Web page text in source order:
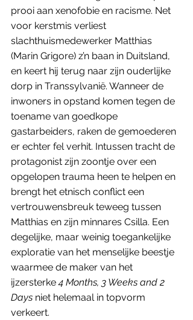
prooi aan xenofobie en racisme. Net
voor kerstmis verliest
slachthuismedewerker Matthias
(Marin Grigore) z’n baan in Duitsland,
en keert hij terug naar zijn ouderlijke
dorp in Transsylvanië. Wanneer de
inwoners in opstand komen tegen de
toename van goedkope
gastarbeiders, raken de gemoederen
er echter fel verhit. Intussen tracht de
protagonist zijn zoontje over een
opgelopen trauma heen te helpen en
brengt het etnisch conflict een
vertrouwensbreuk teweeg tussen
Matthias en zijn minnares Csilla. Een
degelijke, maar weinig toegankelijke
exploratie van het menselijke beestje
waarmee de maker van het
ijzersterke 4 Months, 3 Weeks and 2
Days niet helemaal in topvorm
verkeert.